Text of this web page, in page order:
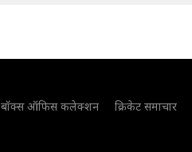
बॉक्स ऑफिस कलेक्शन क्रिकेट समाचार